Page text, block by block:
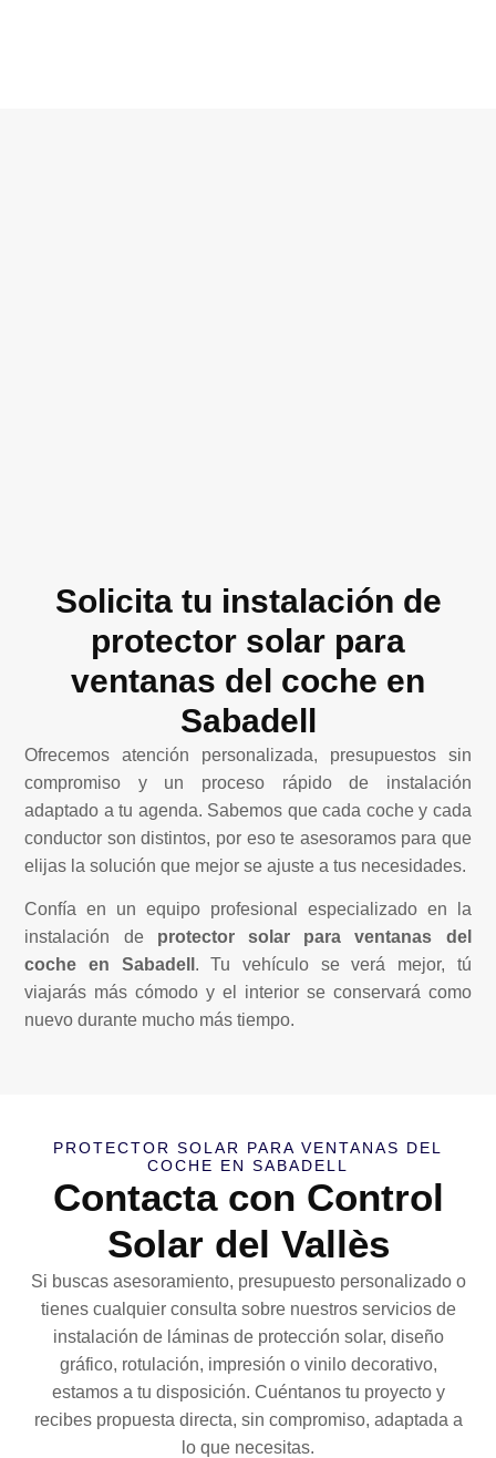
Solicita tu instalación de
protector solar para
ventanas del coche en
Sabadell
Ofrecemos atención personalizada, presupuestos sin
compromiso y un proceso rápido de instalación
adaptado a tu agenda. Sabemos que cada coche y cada
conductor son distintos, por eso te asesoramos para que
elijas la solución que mejor se ajuste a tus necesidades.
Confía en un equipo profesional especializado en la
instalación de protector solar para ventanas del
coche en Sabadell . Tu vehículo se verá mejor, tú
viajarás más cómodo y el interior se conservará como
nuevo durante mucho más tiempo.
PROTECTOR SOLAR PARA VENTANAS DEL
COCHE EN SABADELL
Contacta con Control
Solar del Vallès
Si buscas asesoramiento, presupuesto personalizado o
tienes cualquier consulta sobre nuestros servicios de
instalación de láminas de protección solar, diseño
gráfico, rotulación, impresión o vinilo decorativo,
estamos a tu disposición. Cuéntanos tu proyecto y
recibes propuesta directa, sin compromiso, adaptada a
lo que necesitas.